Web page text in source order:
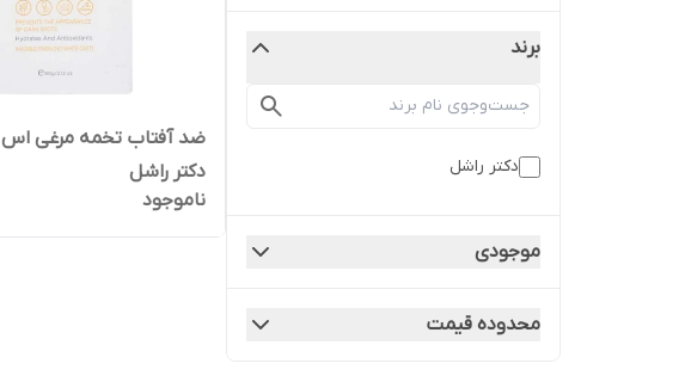
برند
دکتر راشل
موجودی
محدوده قیمت
دکتر راشل
ناموجود